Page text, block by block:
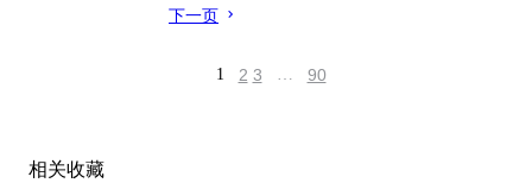
下一页
1 2 3 … 90
相关收藏